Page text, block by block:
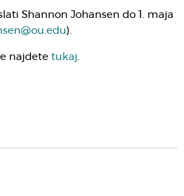
Shannon Johansen do 1. maja
).
najdete tukaj